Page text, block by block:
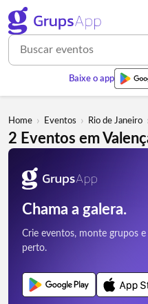
Baixe o app
Home › Eventos › Rio de Janeiro
2 Eventos em
Chama a galera.
Crie eventos, monte grupos
perto.